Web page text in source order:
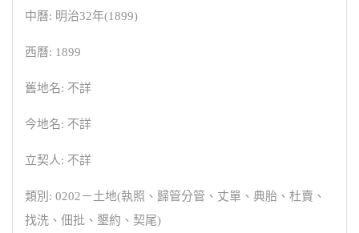
中曆: 明治32年(1899)
西曆: 1899
舊地名: 不詳
今地名: 不詳
立契人: 不詳
類別: 0202－土地(執照、歸管分管、丈單、典胎、杜賣、
找洗、佃批、墾約、契尾)